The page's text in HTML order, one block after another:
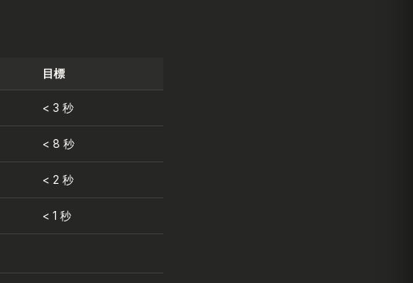
目標
< 3 秒
< 8 秒
< 2 秒
< 1 秒